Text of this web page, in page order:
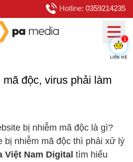
Hotline: 0359214235
độc, virus phải làm
bị nhiễm mã độc là gì?
bị nhiễm mã độc thì phải xử lý
Việt Nam Digital tìm hiểu
1
LIÊN HỆ